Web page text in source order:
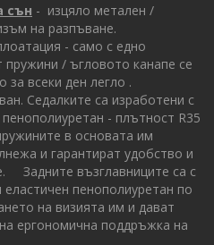
сън - изцяло метален /
на разпъване.
- само с едно
/ ъгловото канапе се
всеки ден легло .
Седалките са изработени с
- плътност R35
в основата им
и гарантират удобство и
Задните възглавниците са с
пенополиуретан по
на визията им и дават
ергономична поддръжка на